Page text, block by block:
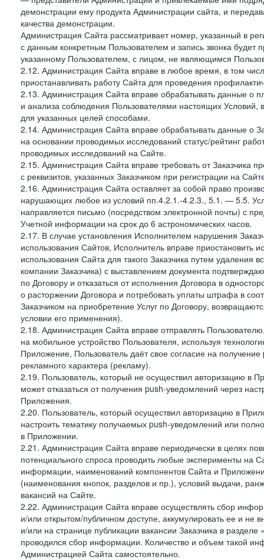
демонстрации ему продукта Администрации сайта, и
качества демонстрации.
Администрация Сайта рассматривает номер, указанный в
с данным конкретным Пользователем и запись звонка будет
указанному Пользователем, с лицом, не являющимся
2.12. Администрация Сайта вправе в любое время, в том
приостанавливать работу Сайта для проведения
2.13. Администрация Сайта вправе обрабатывать данные о
и анализа соблюдения Пользователями настоящих
для указанных целей способами.
2.14. Администрация Сайта вправе обрабатывать данные о
на основании проводимых исследований статус/рейтинг
проводимых исследований на Сайте.
2.15. Администрация Сайта вправе требовать от Заказчика
с реквизитов, указанных Заказчиком при регистрации на
2.16. Администрация Сайта оставляет за собой право
нарушающих любое из условий пп.4.2.1.-4.2.3., 5.1. — 5.5.
направляется письмо (посредством электронной почты) с
Учетной информации на срок до 6 астрономических часов.
2.17. В случае установления Исполнителем нарушения
использования Сайтов, Исполнитель вправе приостановить
использования Сайта для такого Заказчика путем
компании Заказчика) с выставлением документа
по Договору и отказаться от исполнения Договора в
о расторжении Договора и потребовать уплаты штрафа в
Заказчиком на приобретение Услуг по Договору,
условии его применения).
2.18. Администрация Сайта вправе отправлять
на мобильное устройство Пользователя, используя
Приложение, Пользователь даёт свое согласие на
рекламного характера (рекламу).
2.19. Пользователь, который не осуществил авторизацию в
может отказаться от получения push-уведомлений через
Приложения.
2.20. Пользователь, который осуществил авторизацию в
настроить тематику получаемых push-уведомлений или
в Приложении.
2.21. Администрация Сайта вправе периодически в целях
потенциального спроса проводить любые эксперименты на
информации, наименований компонентов Сайта и
(наименования кнопок, разделов и пр.), условий выдачи,
вакансий на Сайте.
2.22. Администрация Сайта вправе осуществлять сбор
и/или открытом/публичном доступе, аккумулировать ее и не
и/или на странице публикации вакансии Заказчика в
проводился сбор информации. Количество и объем такой
Администрацией Сайта самостоятельно.